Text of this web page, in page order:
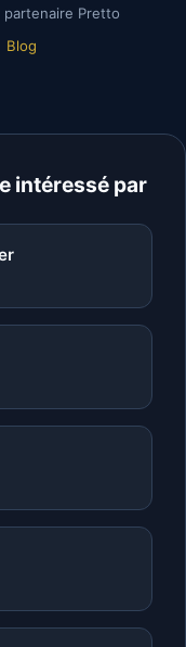
Pretto
Blog
intéressé par